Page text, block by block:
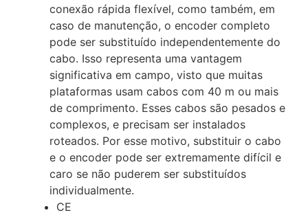
conexão rápida flexível, como também, em
caso de manutenção, o encoder completo
pode ser substituído independentemente do
cabo. Isso representa uma vantagem
significativa em campo, visto que muitas
plataformas usam cabos com 40 m ou mais
de comprimento. Esses cabos são pesados e
complexos, e precisam ser instalados
roteados. Por esse motivo, substituir o cabo
e o encoder pode ser extremamente difícil e
caro se não puderem ser substituídos
individualmente.
CE